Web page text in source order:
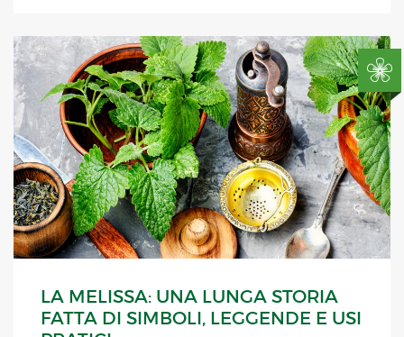
LA MELISSA: UNA LUNGA STORIA
FATTA DI SIMBOLI, LEGGENDE E USI